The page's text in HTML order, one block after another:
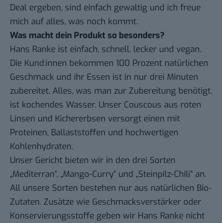
Deal ergeben, sind einfach gewaltig und ich freue
mich auf alles, was noch kommt.
Was macht dein Produkt so besonders?
Hans Ranke ist einfach, schnell, lecker und vegan.
Die Kund:innen bekommen 100 Prozent natürlichen
Geschmack und ihr Essen ist in nur drei Minuten
zubereitet. Alles, was man zur Zubereitung benötigt,
ist kochendes Wasser. Unser Couscous aus roten
Linsen und Kichererbsen versorgt einen mit
Proteinen, Ballaststoffen und hochwertigen
Kohlenhydraten.
Unser Gericht bieten wir in den drei Sorten
„Mediterran“, „Mango-Curry“ und „Steinpilz-Chili“ an.
All unsere Sorten bestehen nur aus natürlichen Bio-
Zutaten. Zusätze wie Geschmacksverstärker oder
Konservierungsstoffe geben wir Hans Ranke nicht